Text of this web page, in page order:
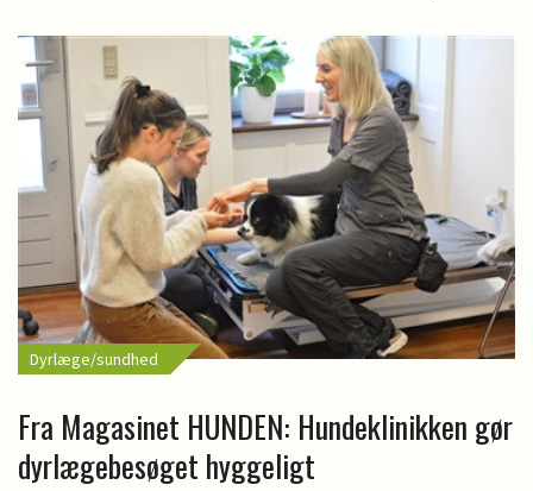
Dyrlæge/sundhed
Fra Magasinet HUNDEN: Hundeklinikken gør
dyrlægebesøget hyggeligt